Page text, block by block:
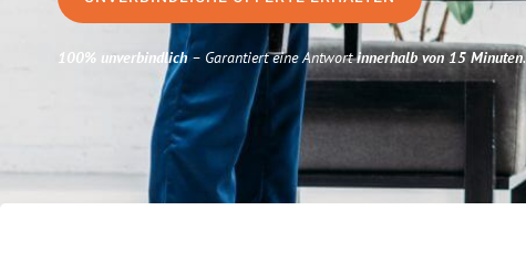
100% unverbindlich– Garantiert eine Antwortinnerhalb von 15 Minuten.